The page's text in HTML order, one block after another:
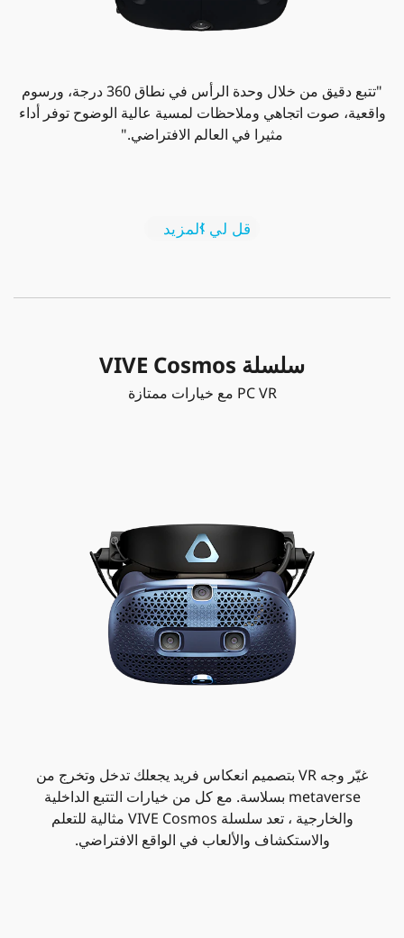
"تتبع دقيق من خلال وحدة الرأس في نطاق 360 درجة، ورسوم
واقعية، صوت اتجاهي وملاحظات لمسية عالية الوضوح توفر أداء
مثيرا في العالم الافتراضي."
قل لي المزيد
سلسلة VIVE Cosmos
PC VR مع خيارات ممتازة
غيّر وجه VR بتصميم انعكاس فريد يجعلك تدخل وتخرج من
metaverse بسلاسة. مع كل من خيارات التتبع الداخلية
والخارجية ، تعد سلسلة VIVE Cosmos مثالية للتعلم
والاستكشاف والألعاب في الواقع الافتراضي.